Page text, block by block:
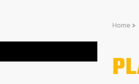
Home >